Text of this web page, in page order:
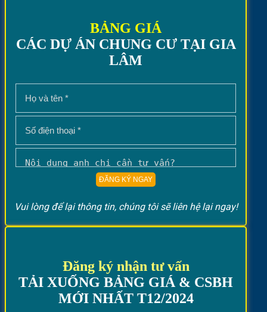
BẢNG GIÁ
CÁC DỰ ÁN CHUNG CƯ TẠI GIA
LÂM
Vui lòng để lại thông tin, chúng tôi sẽ liên hệ lại ngay!
Đăng ký nhận tư vấn
TẢI XUỐNG BẢNG GIÁ & CSBH
MỚI NHẤT T12/2024